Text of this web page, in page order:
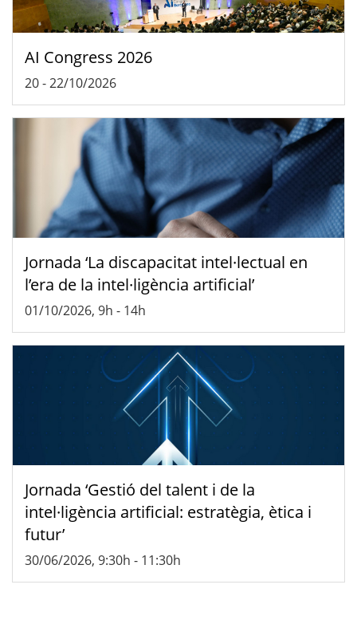
AI Congress 2026
20-22/10/2026
Jornada ‘La discapacitat intel·lectual en
l’era de la intel·ligència artificial’
01/10/2026, 9h - 14h
Jornada ‘Gestió del talent i de la
intel·ligència artificial: estratègia, ètica i
futur’
30/06/2026, 9:30h - 11:30h